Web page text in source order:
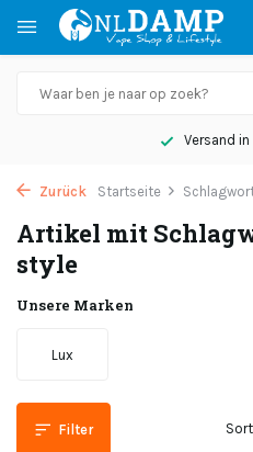
Versand
Zurück Startseite
Artikel mit
style
Unsere Marken
Lux
Filter